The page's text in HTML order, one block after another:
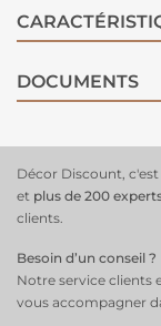
être installées
verticalement pour
pour un relooking
DOCUMENTS
Décor Discount, c'est
et plus de 200
clients.
Besoin d’un conseil ?
Notre service clients
vous accompagner